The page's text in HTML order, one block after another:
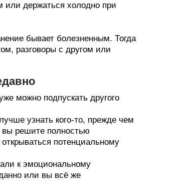
или держаться холодно при
бывает болезненным. Тогда
разговоры с другом или
можно подпускать другого
узнать кого‑то, прежде чем
решите полностью
потенциальному
к эмоциональному
или вы всё же